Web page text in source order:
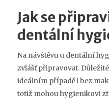
Jak se
dentální
Na návštěvu u dentální
zvlášť připravovat.
ideálním případě i bez
totiž mohou hygienikovi